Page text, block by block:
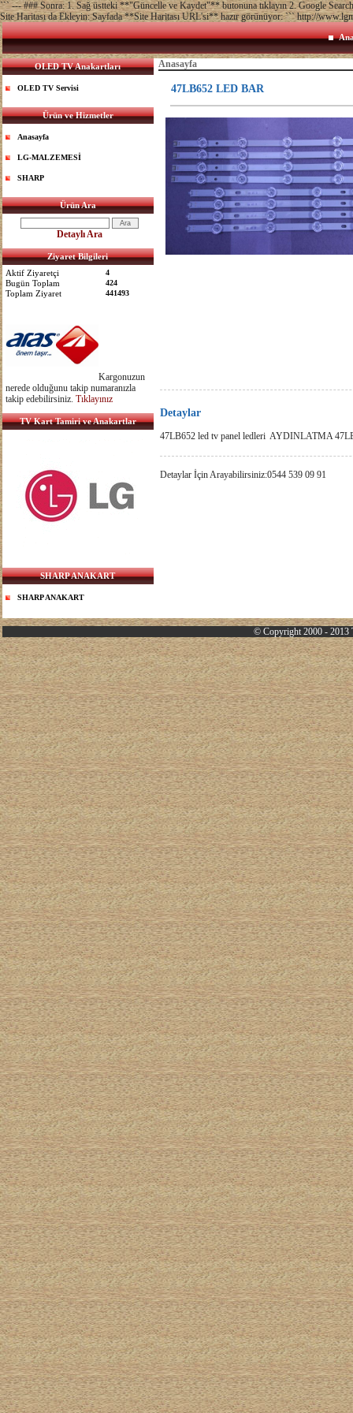
``` --- ### Sonra: 1. Sağ üstteki **"Güncelle ve Kaydet"** butonuna tıklayın 2. Google
Site Haritası da Ekleyin: Sayfada **Site Haritası URL'si** hazır görünüyor: ``` http://
OLED TV Anakartları
OLED TV Servisi
Ürün ve Hizmetler
Anasayfa
LG-MALZEMESİ
SHARP
Ürün Ara
Detaylı Ara
Ziyaret Bilgileri
Aktif Ziyaretçi
4
Bugün Toplam 424
Toplam Ziyaret 441493
Kargonuzun
nerede olduğunu takip numaranızla
takip edebilirsiniz. Tıklayınız
TV Kart Tamiri ve Anakartlar
SHARP ANAKART
SHARP ANAKART
Anasayfa
47LB652 LED BAR
Detaylar
47LB652 led tv panel ledleri AYDINLATMA
Detaylar İçin Arayabilirsiniz:0544 539 09 91
© Copyright 2000 - 2013